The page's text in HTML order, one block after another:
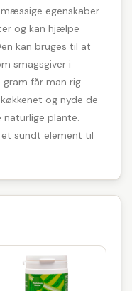
egenskaber.
og kan hjælpe
kan bruges til at
smagsgiver i
gram får man rig
og nyde de
naturlige plante.
sundt element til